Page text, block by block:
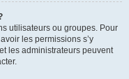
utilisateurs ou groupes. Pour
les permissions s’y
les administrateurs peuvent